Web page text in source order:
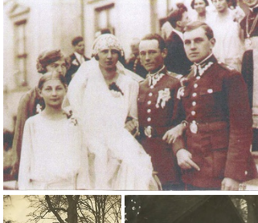
Dożynki 1927r.